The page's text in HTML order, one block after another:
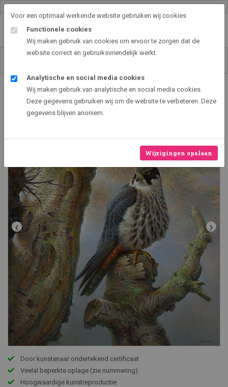
Voor een optimaal werkende website gebruiken wij cookies
Functionele cookies
Wij maken gebruik van cookies om ervoor te zorgen dat de
website correct en gebruiksvriendelijk werkt.
Analytische en social media cookies
Wij maken gebruik van analytische en social media cookies.
Deze gegevens gebruiken wij om de website te verbeteren. Deze
gegevens blijven anoniem.
Wijzigingen opslaan
Art2EXPO GallerySHOP - de leukste kunst cadeau ideeën
Boomvalk
‹ ›
Door kunstenaar ondertekend certificaat
Veelal beperkte oplage (zie nummering)
Hoogwaardige kunstreproductie